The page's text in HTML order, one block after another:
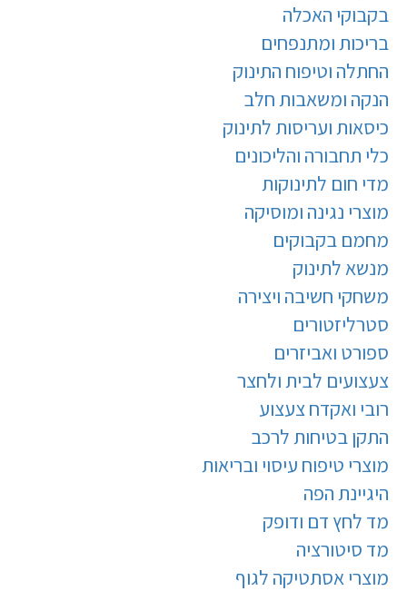
בקבוקי האכלה
בריכות ומתנפחים
החתלה וטיפוח התינוק
הנקה ומשאבות חלב
כיסאות ועריסות לתינוק
כלי תחבורה והליכונים
מדי חום לתינוקות
מוצרי נגינה ומוסיקה
מחמם בקבוקים
מנשא לתינוק
משחקי חשיבה ויצירה
סטרליזטורים
ספורט ואביזרים
צעצועים לבית ולחצר
רובי ואקדח צעצוע
התקן בטיחות לרכב
מוצרי טיפוח עיסוי ובריאות
היגיינת הפה
מד לחץ דם ודופק
מד סיטורציה
מוצרי אסתטיקה לגוף